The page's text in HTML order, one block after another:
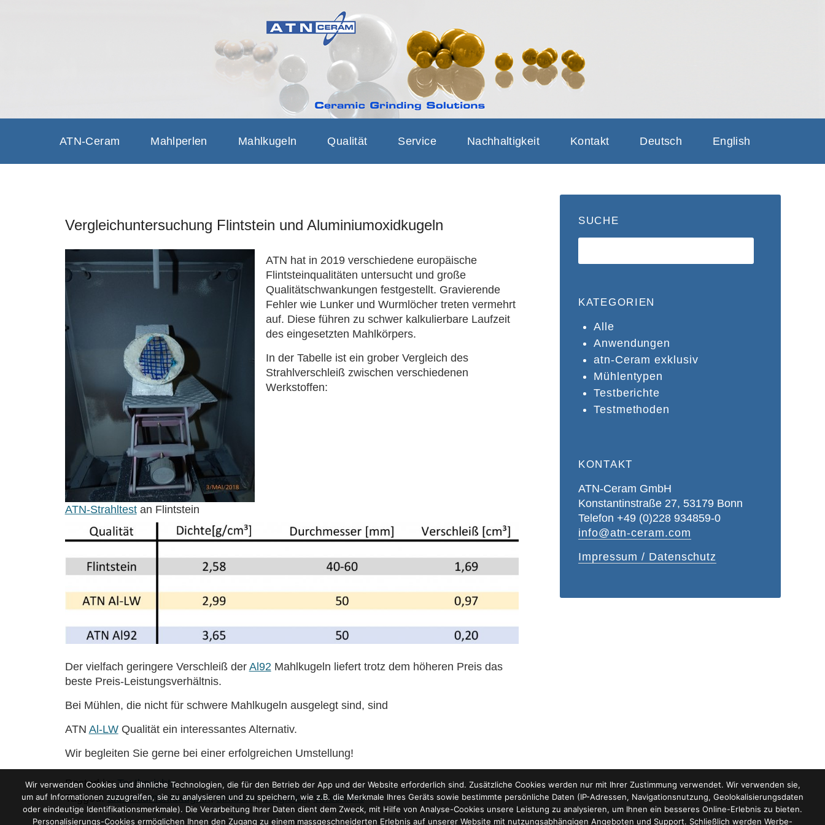
ATN-CERAM CERAMIC GRINDING
SOLUTIONS
GRINDING SOLUTIONS, GRINDING BEADS, GRINDING SAFETY
ATN-Ceram Mahlperlen Mahlkugeln Qualität Service Nachhaltigkeit Kontakt Deutsch English
Vergleichuntersuchung Flintstein und Aluminiumoxidkugeln
ATN-Strahltestan Flintstein
ATN hat in 2019 verschiedene europäische
Flintsteinqualitäten untersucht und große
Qualitätschwankungen festgestellt. Gravierende
Fehler wie Lunker und Wurmlöcher treten vermehrt
auf. Diese führen zu schwer kalkulierbare Laufzeit
des eingesetzten Mahlkörpers.
In der Tabelle ist ein grober Vergleich des
Strahlverschleiß zwischen verschiedenen
Werkstoffen:
Der vielfach geringere Verschleiß der Al92 Mahlkugeln liefert trotz dem höheren Preis das
beste Preis-Leistungsverhältnis.
Bei Mühlen, die nicht für schwere Mahlkugeln ausgelegt sind, sind
ATN Al-LWQualität ein interessantes Alternativ.
Wir begleiten Sie gerne bei einer erfolgreichen Umstellung!
Posted in: Testberichte
Tagged:aluminiumoxidkugeln,flintstein ,vergleich, verschleiß
SUCHE
KATEGORIEN
Alle
Anwendungen
atn-Ceram exklusiv
Mühlentypen
Testberichte
Testmethoden
KONTAKT
ATN-Ceram GmbH
Konstantinstraße 27, 53179 Bonn
Telefon +49 (0)228 934859-0
info@atn-ceram.com
Impressum / Datenschutz
Wir verwenden Cookies und ähnliche Technologien, die für den Betrieb der App und der Website erforderlich sind. Zusätzliche Cookies werden nur mit Ihrer Zustimmung verwendet. Wir verwenden sie,
um auf Informationen zuzugreifen, sie zu analysieren und zu speichern, wie z.B. die Merkmale Ihres Geräts sowie bestimmte persönliche Daten (IP-Adressen, Navigationsnutzung, Geolokalisierungsdaten
oder eindeutige Identifikationsmerkmale). Die Verarbeitung Ihrer Daten dient dem Zweck, mit Hilfe von Analyse-Cookies unsere Leistung zu analysieren, um Ihnen ein besseres Online-Erlebnis zu bieten.
Personalisierungs-Cookies ermöglichen Ihnen den Zugang zu einem massgeschneiderten Erlebnis auf unserer Website mit nutzungsabhängigen Angeboten und Support. Schließlich werden Werbe-